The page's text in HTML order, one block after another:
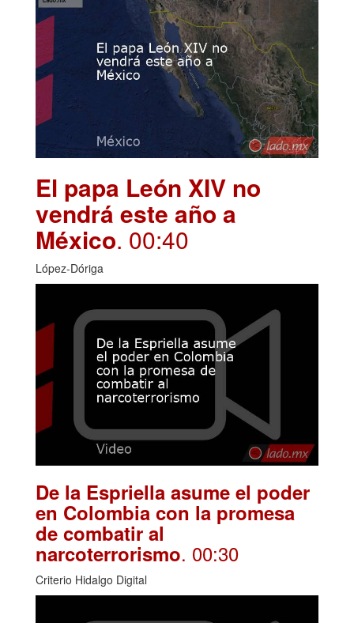
El papa León XIV no
vendrá este año a
México. 00:40
López-Dóriga
De la Espriella asume el poder
en Colombia con la promesa
de combatir al
narcoterrorismo. 00:30
Criterio Hidalgo Digital